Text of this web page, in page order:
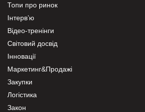
Топи про ринок
Інтерв’ю
Відео-тренінги
Світовий досвід
Інновації
Маркетинг&Продажі
Закупки
Логістика
Закон